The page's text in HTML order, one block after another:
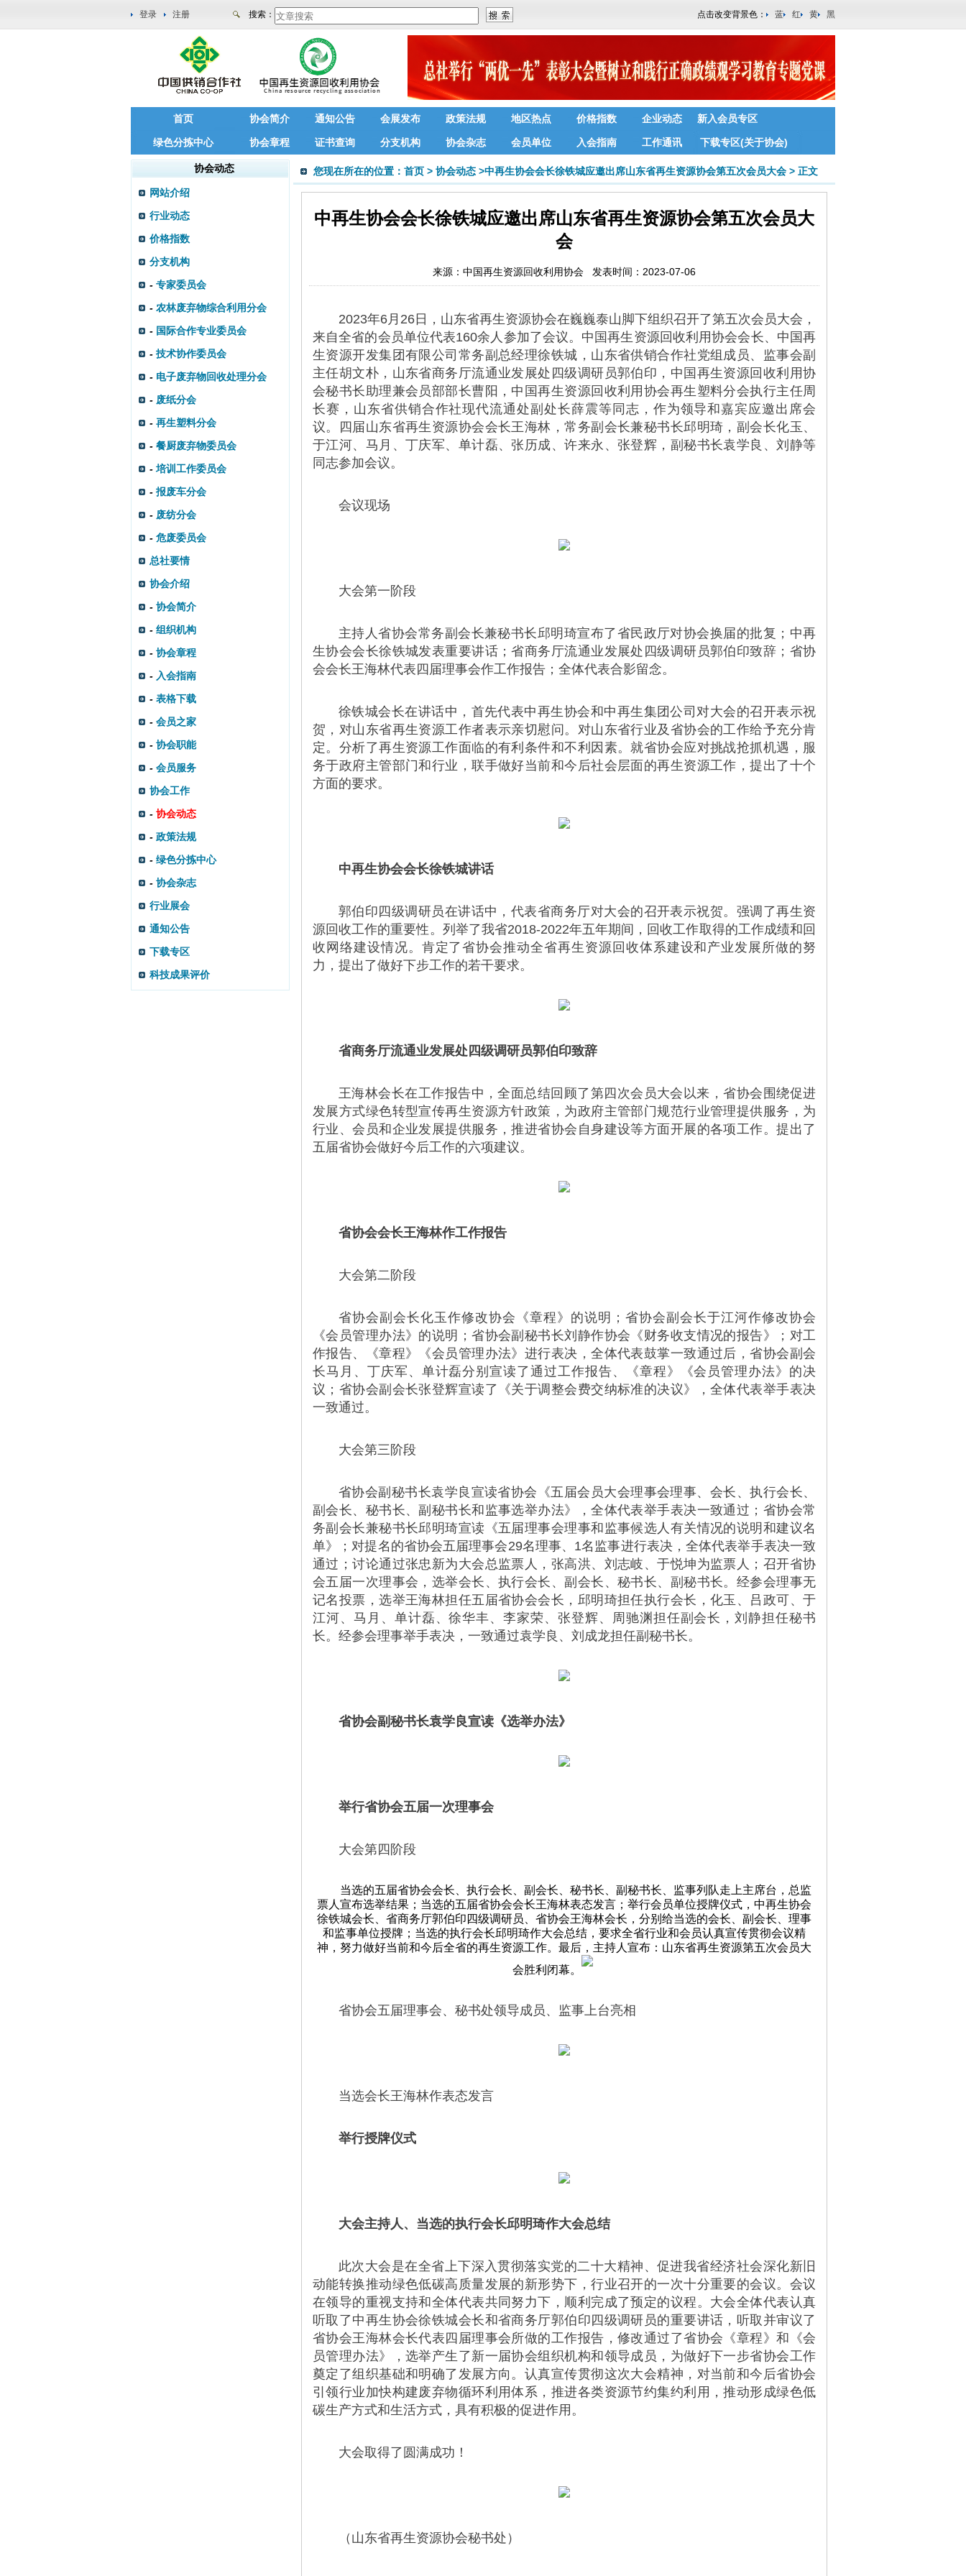
登录 注册 搜索： 点击改变背景色： 蓝 红 黄 黑
首页 协会简介 通知公告 会展发布 政策法规 地区热点 价格指数 企业动态 新入会员专区
绿色分拣中心 协会章程 证书查询 分支机构 协会杂志 会员单位 入会指南 工作通讯 下载专区(关于协会)
协会动态
网站介绍
行业动态
价格指数
分支机构
- 专家委员会
- 农林废弃物综合利用分会
- 国际合作专业委员会
- 技术协作委员会
- 电子废弃物回收处理分会
- 废纸分会
- 再生塑料分会
- 餐厨废弃物委员会
-培训工作委员会
- 报废车分会
- 废纺分会
- 危废委员会
总社要情
协会介绍
- 协会简介
- 组织机构
- 协会章程
- 入会指南
- 表格下载
- 会员之家
- 协会职能
- 会员服务
协会工作
- 协会动态
- 政策法规
- 绿色分拣中心
- 协会杂志
行业展会
通知公告
下载专区
科技成果评价
您现在所在的位置： 首页 > 协会动态 >中再生协会会长徐铁城应邀出席山东省再生资源协会第五次会员大会 > 正文
中再生协会会长徐铁城应邀出席山东省再生资源协会第五次会员大
会
来源： 中国再生资源回收利用协会 发表时间：2023-07-06
2023年6月26日，山东省再生资源协会在巍巍泰山脚下组织召开了第五次会员大会，
来自全省的会员单位代表160余人参加了会议。中国再生资源回收利用协会会长、中国再
生资源开发集团有限公司常务副总经理徐铁城，山东省供销合作社党组成员、监事会副
主任胡文朴，山东省商务厅流通业发展处四级调研员郭伯印，中国再生资源回收利用协
会秘书长助理兼会员部部长曹阳，中国再生资源回收利用协会再生塑料分会执行主任周
长赛，山东省供销合作社现代流通处副处长薛震等同志，作为领导和嘉宾应邀出席会
议。四届山东省再生资源协会会长王海林，常务副会长兼秘书长邱明琦，副会长化玉、
于江河、马月、丁庆军、单计磊、张历成、许来永、张登辉，副秘书长袁学良、刘静等
同志参加会议。
会议现场
大会第一阶段
主持人省协会常务副会长兼秘书长邱明琦宣布了省民政厅对协会换届的批复；中再
生协会会长徐铁城发表重要讲话；省商务厅流通业发展处四级调研员郭伯印致辞；省协
会会长王海林代表四届理事会作工作报告；全体代表合影留念。
徐铁城会长在讲话中，首先代表中再生协会和中再生集团公司对大会的召开表示祝
贺，对山东省再生资源工作者表示亲切慰问。对山东省行业及省协会的工作给予充分肯
定。分析了再生资源工作面临的有利条件和不利因素。就省协会应对挑战抢抓机遇，服
务于政府主管部门和行业，联手做好当前和今后社会层面的再生资源工作，提出了十个
方面的要求。
中再生协会会长徐铁城讲话
郭伯印四级调研员在讲话中，代表省商务厅对大会的召开表示祝贺。强调了再生资
源回收工作的重要性。列举了我省2018-2022年五年期间，回收工作取得的工作成绩和回
收网络建设情况。肯定了省协会推动全省再生资源回收体系建设和产业发展所做的努
力，提出了做好下步工作的若干要求。
省商务厅流通业发展处四级调研员郭伯印致辞
王海林会长在工作报告中，全面总结回顾了第四次会员大会以来，省协会围绕促进
发展方式绿色转型宣传再生资源方针政策，为政府主管部门规范行业管理提供服务，为
行业、会员和企业发展提供服务，推进省协会自身建设等方面开展的各项工作。提出了
五届省协会做好今后工作的六项建议。
省协会会长王海林作工作报告
大会第二阶段
省协会副会长化玉作修改协会《章程》的说明；省协会副会长于江河作修改协会
《会员管理办法》的说明；省协会副秘书长刘静作协会《财务收支情况的报告》；对工
作报告、《章程》《会员管理办法》进行表决，全体代表鼓掌一致通过后，省协会副会
长马月、丁庆军、单计磊分别宣读了通过工作报告、《章程》《会员管理办法》的决
议；省协会副会长张登辉宣读了《关于调整会费交纳标准的决议》，全体代表举手表决
一致通过。
大会第三阶段
省协会副秘书长袁学良宣读省协会《五届会员大会理事会理事、会长、执行会长、
副会长、秘书长、副秘书长和监事选举办法》，全体代表举手表决一致通过；省协会常
务副会长兼秘书长邱明琦宣读《五届理事会理事和监事候选人有关情况的说明和建议名
单》；对提名的省协会五届理事会29名理事、1名监事进行表决，全体代表举手表决一致
通过；讨论通过张忠新为大会总监票人，张高洪、刘志岐、于悦坤为监票人；召开省协
会五届一次理事会，选举会长、执行会长、副会长、秘书长、副秘书长。经参会理事无
记名投票，选举王海林担任五届省协会会长，邱明琦担任执行会长，化玉、吕政可、于
江河、马月、单计磊、徐华丰、李家荣、张登辉、周驰渊担任副会长，刘静担任秘书
长。经参会理事举手表决，一致通过袁学良、刘成龙担任副秘书长。
省协会副秘书长袁学良宣读《选举办法》
举行省协会五届一次理事会
大会第四阶段
当选的五届省协会会长、执行会长、副会长、秘书长、副秘书长、监事列队走上主席台，总监
票人宣布选举结果；当选的五届省协会会长王海林表态发言；举行会员单位授牌仪式，中再生协会
徐铁城会长、省商务厅郭伯印四级调研员、省协会王海林会长，分别给当选的会长、副会长、理事
和监事单位授牌；当选的执行会长邱明琦作大会总结，要求全省行业和会员认真宣传贯彻会议精
神，努力做好当前和今后全省的再生资源工作。最后，主持人宣布：山东省再生资源第五次会员大
会胜利闭幕。
省协会五届理事会、秘书处领导成员、监事上台亮相
当选会长王海林作表态发言
举行授牌仪式
大会主持人、当选的执行会长邱明琦作大会总结
此次大会是在全省上下深入贯彻落实党的二十大精神、促进我省经济社会深化新旧
动能转换推动绿色低碳高质量发展的新形势下，行业召开的一次十分重要的会议。会议
在领导的重视支持和全体代表共同努力下，顺利完成了预定的议程。大会全体代表认真
听取了中再生协会徐铁城会长和省商务厅郭伯印四级调研员的重要讲话，听取并审议了
省协会王海林会长代表四届理事会所做的工作报告，修改通过了省协会《章程》和《会
员管理办法》，选举产生了新一届协会组织机构和领导成员，为做好下一步省协会工作
奠定了组织基础和明确了发展方向。认真宣传贯彻这次大会精神，对当前和今后省协会
引领行业加快构建废弃物循环利用体系，推进各类资源节约集约利用，推动形成绿色低
碳生产方式和生活方式，具有积极的促进作用。
大会取得了圆满成功！
（山东省再生资源协会秘书处）